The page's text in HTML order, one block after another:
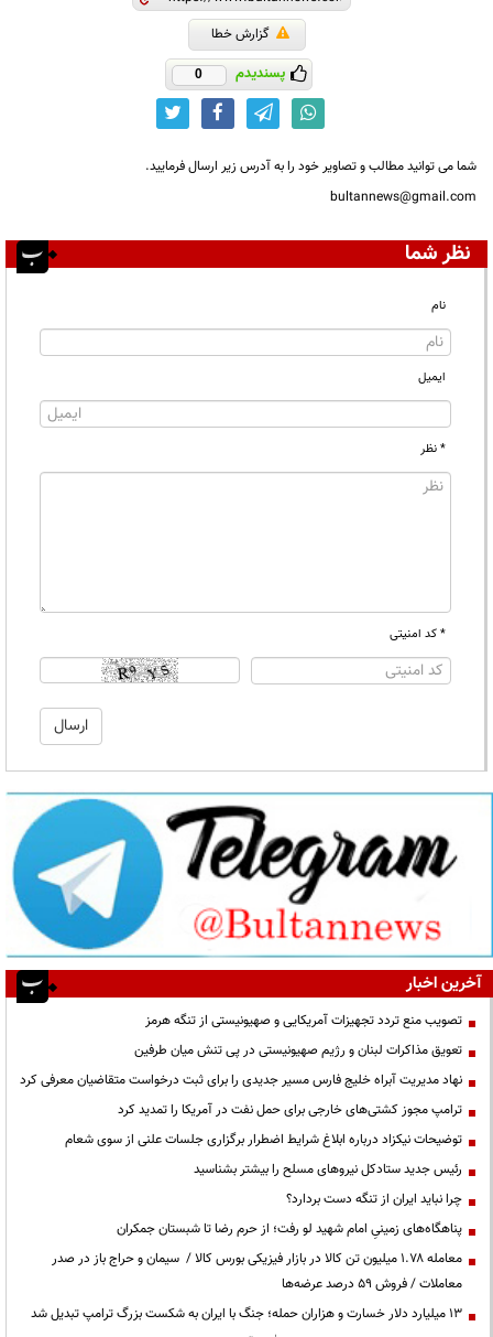
گزارش خطا
پسندیدم 0
شما می توانید مطالب و تصاویر خود را به آدرس زیر ارسال فرمایید.
bultannews@gmail.com
نظر شما
نام
ایمیل
* نظر
* کد امنیتی
آخرین اخبار
تصویب منع تردد تجهیزات آمریکایی و صهیونیستی از تنگه هرمز
تعویق مذاکرات لبنان و رژیم صهیونیستی در پی تنش میان طرفین
نهاد مدیریت آبراه خلیج فارس مسیر جدیدی را برای ثبت درخواست متقاضیان معرفی کرد
ترامپ مجوز کشتی‌های خارجی برای حمل نفت در آمریکا را تمدید کرد
توضیحات نیکزاد درباره ابلاغ شرایط اضطرار برگزاری جلسات علنی از سوی شعام
رئیس جدید ستادکل نیروهای مسلح را بیشتر بشناسید
چرا نباید ایران از تنگه دست بردارد؟
پناهگاه‌های زمینیِ امام شهید لو رفت؛ از حرم رضا تا شبستان جمکران
معامله ۱.۷۸ میلیون تن کالا در بازار فیزیکی بورس کالا / سیمان و حراج باز در صدر
معاملات / فروش ۵۹ درصد عرضه‌ها
۱۳ میلیارد دلار خسارت و هزاران حمله؛ جنگ با ایران به شکست بزرگ ترامپ تبدیل شد